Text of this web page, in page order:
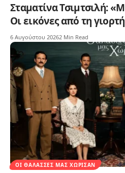
Σταματίνα Τσιμτσιλή:
Οι εικόνες από τη
6 Αυγούστου 20262 Min Read
ΟΙ ΘΆΛΑΣΣΕΣ ΜΑΣ ΧΏΡΙΣΑΝ